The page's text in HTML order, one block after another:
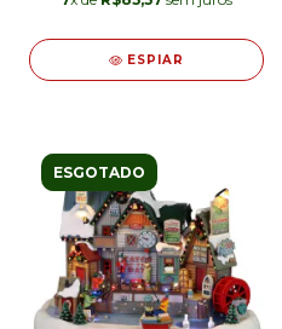
ESPIAR
ESGOTADO